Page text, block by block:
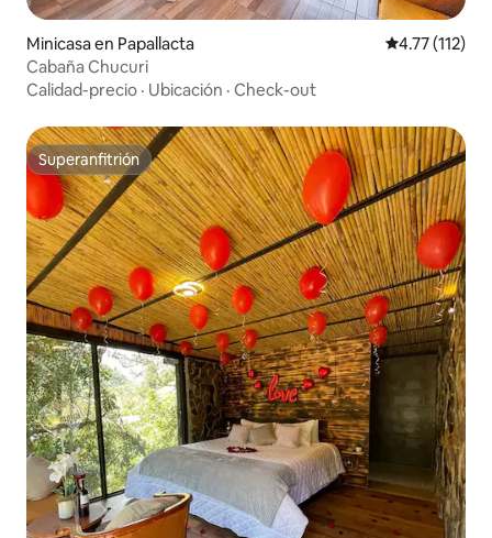
Minicasa en Papallacta Calificación
4.77 (112)
Cabaña Chucuri
Calidad-precio · Ubicación · Check-out
Superanfitrión
Superanfitrión